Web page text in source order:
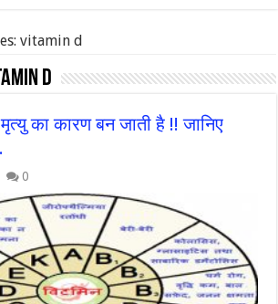
vitamin d
d
का कारण बन जाती है !! जानिए
0